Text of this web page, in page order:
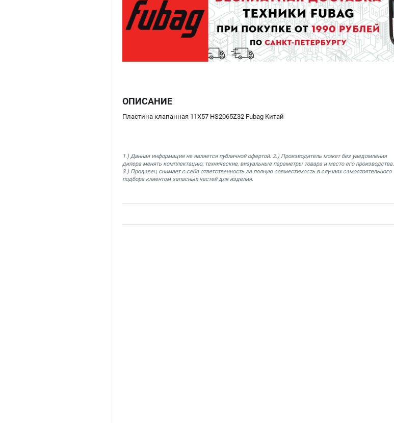
ОПИСАНИЕ
Пластина клапанная 11Х57 HS2065Z32 Fubag Китай
1.) Данная информация не является публичной офертой. 2.) Производитель может без уведомления
дилера менять комплектацию, технические, визуальные параметры товара и место его производства.
3.) Продавец снимает с себя ответственность за полную совместимость в случаях самостоятельного
подбора клиентом запасных частей для изделия.